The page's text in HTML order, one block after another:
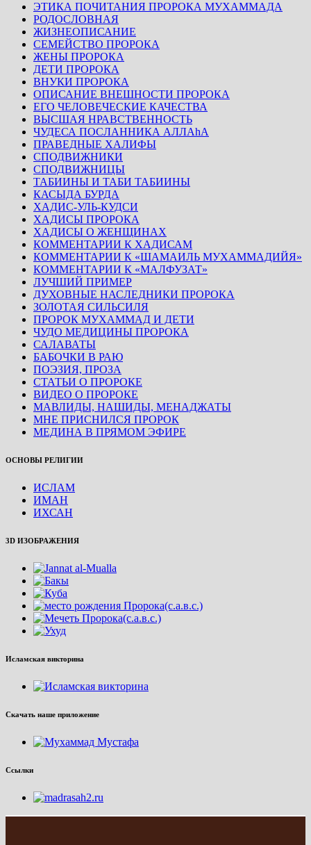
ЭТИКА ПОЧИТАНИЯ ПРОРОКА МУХАММАДА
РОДОСЛОВНАЯ
ЖИЗНЕОПИСАНИЕ
СЕМЕЙСТВО ПРОРОКА
ЖЕНЫ ПРОРОКА
ДЕТИ ПРОРОКА
ВНУКИ ПРОРОКА
ОПИСАНИЕ ВНЕШНОСТИ ПРОРОКА
ЕГО ЧЕЛОВЕЧЕСКИЕ КАЧЕСТВА
ВЫСШАЯ НРАВСТВЕННОСТЬ
ЧУДЕСА ПОСЛАННИКА АЛЛАhА
ПРАВЕДНЫЕ ХАЛИФЫ
СПОДВИЖНИКИ
СПОДВИЖНИЦЫ
ТАБИИНЫ И ТАБИ ТАБИИНЫ
КАСЫДА БУРДА
ХАДИС-УЛЬ-КУДСИ
ХАДИСЫ ПРОРОКА
ХАДИСЫ О ЖЕНЩИНАХ
КОММЕНТАРИИ К ХАДИСАМ
КОММЕНТАРИИ К «ШАМАИЛЬ МУХАММАДИЙЯ»
КОММЕНТАРИИ К «МАЛФУЗАТ»
ЛУЧШИЙ ПРИМЕР
ДУХОВНЫЕ НАСЛЕДНИКИ ПРОРОКА
ЗОЛОТАЯ СИЛЬСИЛЯ
ПРОРОК МУХАММАД И ДЕТИ
ЧУДО МЕДИЦИНЫ ПРОРОКА
САЛАВАТЫ
БАБОЧКИ В РАЮ
ПОЭЗИЯ, ПРОЗА
СТАТЬИ О ПРОРОКЕ
ВИДЕО О ПРОРОКЕ
МАВЛИДЫ, НАШИДЫ, МЕНАДЖАТЫ
МНЕ ПРИСНИЛСЯ ПРОРОК
МЕДИНА В ПРЯМОМ ЭФИРЕ
ОСНОВЫ РЕЛИГИИ
ИСЛАМ
ИМАН
ИХСАН
3D ИЗОБРАЖЕНИЯ
Исламская викторина
Скачать наше приложение
Ссылки